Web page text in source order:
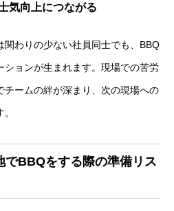
気向上につながる
関わりの少ない社員同士でも、BBQ
ションが生まれます。現場での苦労
チームの絆が深まり、次の現場への
でBBQをする際の準備リス